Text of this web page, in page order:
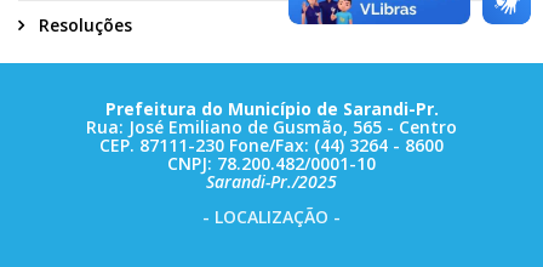
Resoluções
Prefeitura do Município de Sarandi-Pr.
Rua: José Emiliano de Gusmão, 565 - Centro
CEP. 87111-230 Fone/Fax: (44) 3264 - 8600
CNPJ: 78.200.482/0001-10
Sarandi-Pr./2025
- LOCALIZAÇÃO -